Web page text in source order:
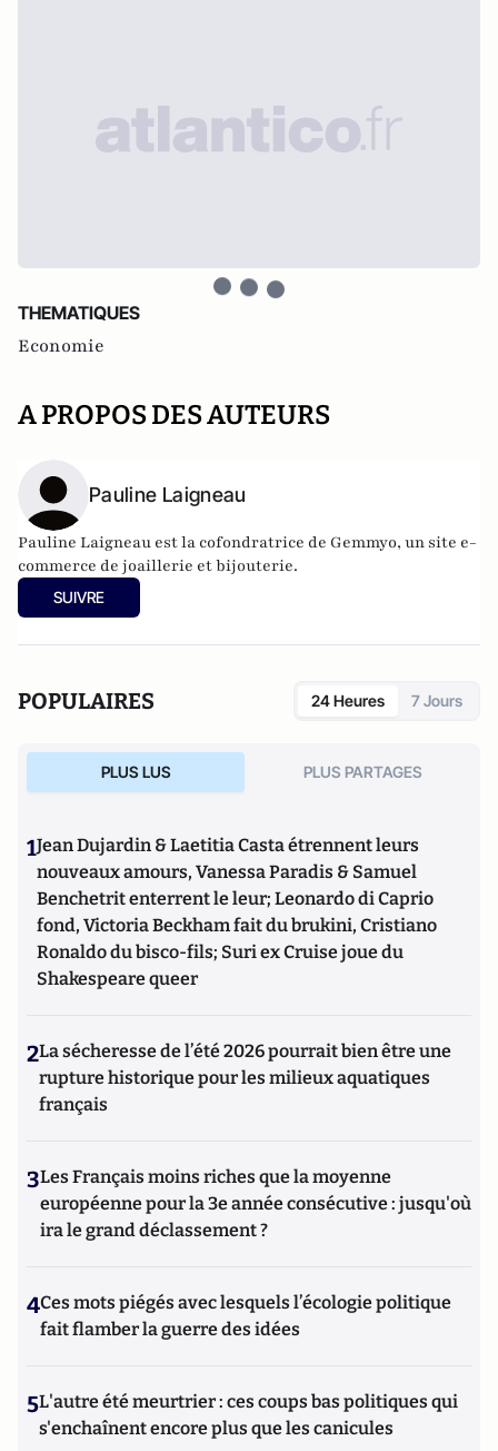
THEMATIQUES
Economie
A PROPOS DES AUTEURS
Pauline Laigneau
Pauline Laigneau est la cofondratrice de Gemmyo, un site e-
commerce de joaillerie et bijouterie.
SUIVRE
POPULAIRES 24 Heures 7 Jours
PLUS LUS PLUS PARTAGES
1Jean Dujardin & Laetitia Casta étrennent leurs
nouveaux amours, Vanessa Paradis & Samuel
Benchetrit enterrent le leur; Leonardo di Caprio
fond, Victoria Beckham fait du brukini, Cristiano
Ronaldo du bisco-fils; Suri ex Cruise joue du
Shakespeare queer
2La sécheresse de l’été 2026 pourrait bien être une
rupture historique pour les milieux aquatiques
français
3Les Français moins riches que la moyenne
européenne pour la 3e année consécutive : jusqu'où
ira le grand déclassement ?
4Ces mots piégés avec lesquels l’écologie politique
fait flamber la guerre des idées
5L'autre été meurtrier : ces coups bas politiques qui
s'enchaînent encore plus que les canicules